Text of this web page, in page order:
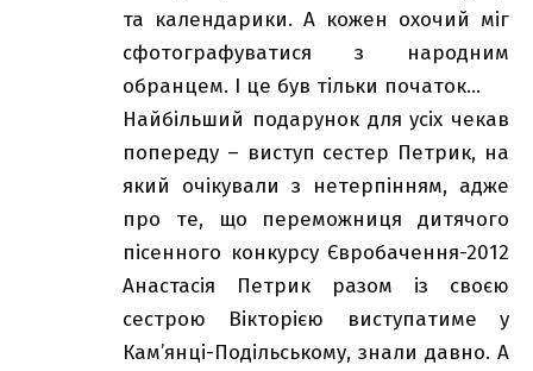
та календарики. А кожен охочий міг
сфотографуватися з народним
обранцем. І це був тільки початок…
Найбільший подарунок для усіх чекав
попереду – виступ сестер Петрик, на
який очікували з нетерпінням, адже
про те, що переможниця дитячого
пісенного конкурсу Євробачення-2012
Анастасія Петрик разом із своєю
сестрою Вікторією виступатиме у
Кам’янці-Подільському, знали давно. А